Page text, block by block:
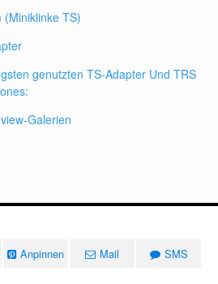
(Miniklinke TS)
genutzten TS-Adapter Und TRS
Galerien
Anpinnen Mail SMS